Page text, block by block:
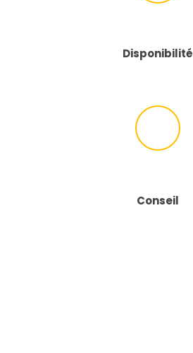
Disponibilité
Conseil